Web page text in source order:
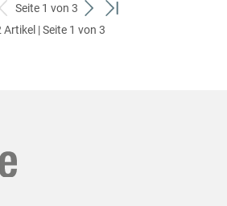
zurück
zum
Seite 1 von 3
weiter
zum
zum
Artikel | Seite 1 von 3